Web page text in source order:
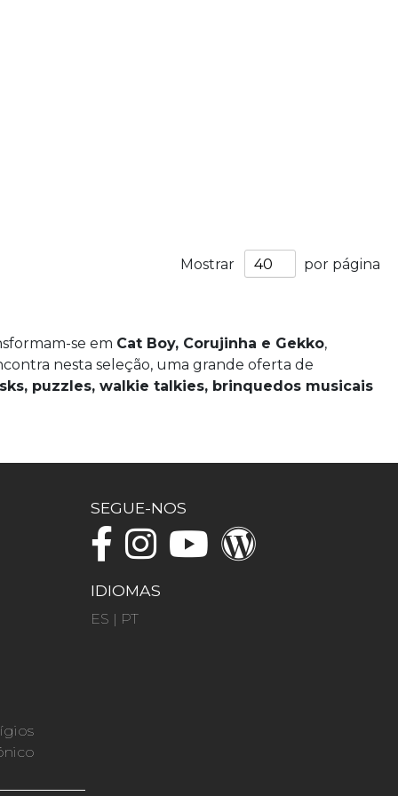
Mostrar por página
se em Cat Boy, Corujinha e Gekko,
nesta seleção, uma grande oferta de
puzzles, walkie talkies, brinquedos musicais
SEGUE-NOS
IDIOMAS
ES | PT